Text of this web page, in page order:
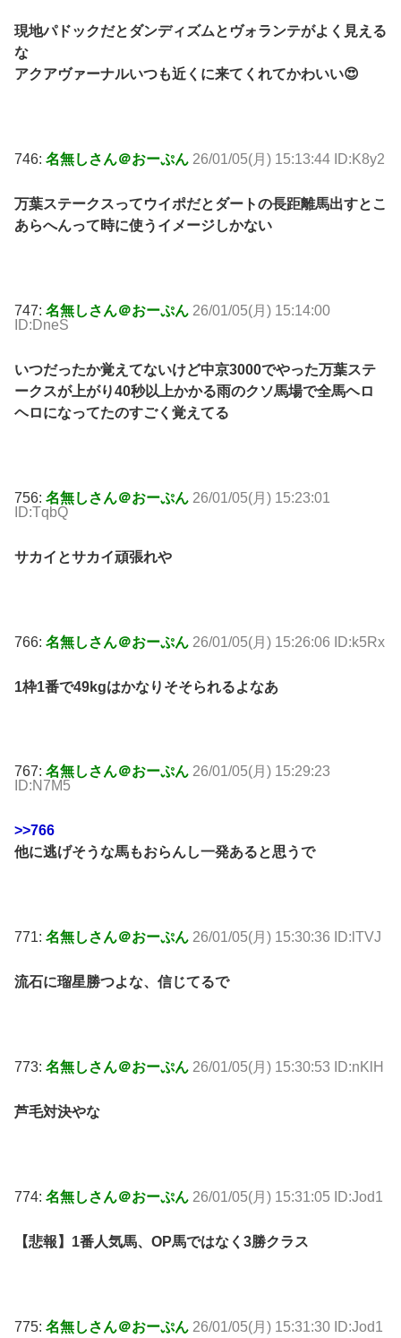
現地パドックだとダンディズムとヴォランテがよく見える
な
アクアヴァーナルいつも近くに来てくれてかわいい😍
746: 名無しさん＠おーぷん 26/01/05(月) 15:13:44 ID:K8y2
万葉ステークスってウイポだとダートの長距離馬出すとこ
あらへんって時に使うイメージしかない
747: 名無しさん＠おーぷん 26/01/05(月) 15:14:00
ID:DneS
いつだったか覚えてないけど中京3000でやった万葉ステ
ークスが上がり40秒以上かかる雨のクソ馬場で全馬ヘロ
ヘロになってたのすごく覚えてる
756: 名無しさん＠おーぷん 26/01/05(月) 15:23:01
ID:TqbQ
サカイとサカイ頑張れや
766: 名無しさん＠おーぷん 26/01/05(月) 15:26:06 ID:k5Rx
1枠1番で49kgはかなりそそられるよなあ
767: 名無しさん＠おーぷん 26/01/05(月) 15:29:23
ID:N7M5
>>766
他に逃げそうな馬もおらんし一発あると思うで
771: 名無しさん＠おーぷん 26/01/05(月) 15:30:36 ID:lTVJ
流石に瑠星勝つよな、信じてるで
773: 名無しさん＠おーぷん 26/01/05(月) 15:30:53 ID:nKlH
芦毛対決やな
774: 名無しさん＠おーぷん 26/01/05(月) 15:31:05 ID:Jod1
【悲報】1番人気馬、OP馬ではなく3勝クラス
775: 名無しさん＠おーぷん 26/01/05(月) 15:31:30 ID:Jod1